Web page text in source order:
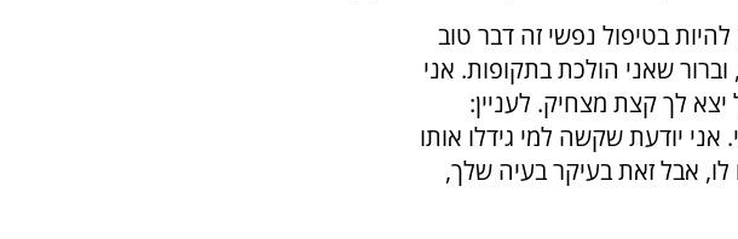
בטיפול נפשי זה דבר טוב
שאני הולכת בתקופות. אני
לך קצת מצחיק. לעניין:
יודעת שקשה למי גידלו אותו
אבל זאת בעיקר בעיה שלך,